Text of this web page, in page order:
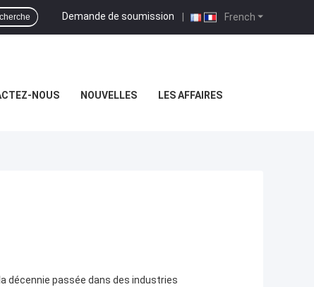
French
Demande de soumission |
NOUS NOUVELLES LES AFFAIRES
décennie passée dans des industries